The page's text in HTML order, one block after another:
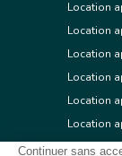
Location
Location
Location
Location
Location
Location
Location